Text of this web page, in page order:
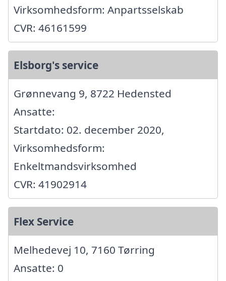
Virksomhedsform: Anpartsselskab
CVR: 46161599
Elsborg's service
Grønnevang 9, 8722 Hedensted
Ansatte:
Startdato: 02. december 2020,
Virksomhedsform:
Enkeltmandsvirksomhed
CVR: 41902914
Flex Service
Melhedevej 10, 7160 Tørring
Ansatte: 0